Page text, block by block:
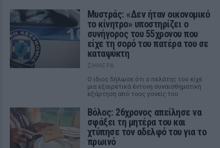
Μυστράς: «Δεν ήταν οικονομικό
το κίνητρο» υποστηρίζει ο
συνήγορος του 55χρονου που
είχε τη σορό του πατέρα του σε
καταψύκτη
ΣΉΜΕΡΑ
Ο ίδιος δήλωσε ότι ο πελάτης του είχε
μια εξαιρετικά έντονη συναισθηματική
εξάρτηση από τους γονείς του
Βόλος: 26χρονος απείλησε να
σφάξει τη μητέρα του και
χτύπησε τον αδελφό του για το
πρωινό